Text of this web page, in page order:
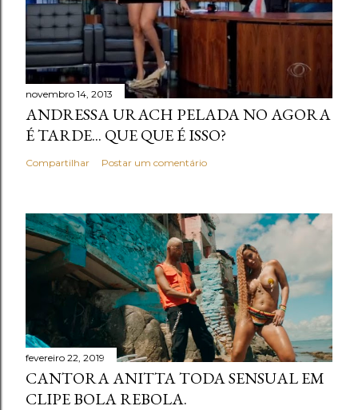
novembro 14, 2013
ANDRESSA URACH PELADA NO AGORA
É TARDE... QUE QUE É ISSO?
Compartilhar Postar um comentário
fevereiro 22, 2019
CANTORA ANITTA TODA SENSUAL EM
CLIPE BOLA REBOLA.